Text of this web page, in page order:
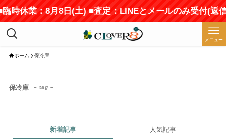
時休業：8月8日(土) ■査定：LINEとメールのみ受付(返
メニュー
ホーム 保冷庫
保冷庫 – tag –
新着記事 人気記事